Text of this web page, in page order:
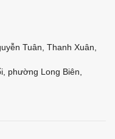
Tuân, Thanh Xuân,
phường Long Biên,